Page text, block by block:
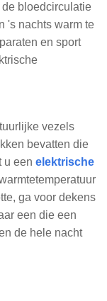
bloedcirculatie
's nachts warm te
en sport
vezels
bevatten die
u een elektrische
ga voor dekens
een die een
de hele nacht